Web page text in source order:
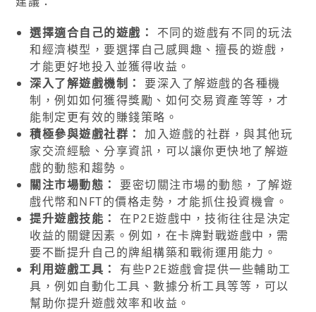
選擇適合自己的遊戲：
不同的遊戲有不同的玩法
和經濟模型，要選擇自己感興趣、擅長的遊戲，
才能更好地投入並獲得收益。
深入了解遊戲機制： 要深入了解遊戲的各種機
制，例如如何獲得獎勵、如何交易資產等等，才
能制定更有效的賺錢策略。
積極參與遊戲社群： 加入遊戲的社群，與其他玩
家交流經驗、分享資訊，可以讓你更快地了解遊
戲的動態和趨勢。
關注市場動態： 要密切關注市場的動態，了解遊
戲代幣和NFT的價格走勢，才能抓住投資機會。
提升遊戲技能： 在P2E遊戲中，技術往往是決定
收益的關鍵因素。例如，在卡牌對戰遊戲中，需
要不斷提升自己的牌組構築和戰術運用能力。
利用遊戲工具：
有些P2E遊戲會提供一些輔助工
具，例如自動化工具、數據分析工具等等，可以
幫助你提升遊戲效率和收益。